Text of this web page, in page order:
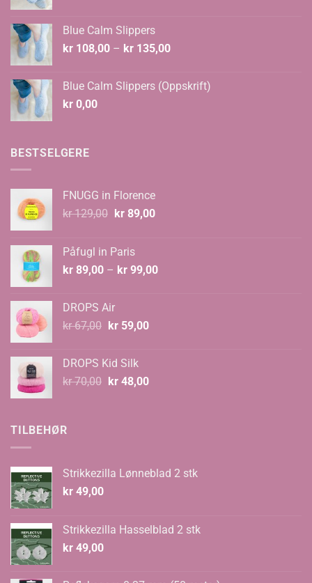
Blue Calm Slippers
kr 108,00 – kr 135,00Prisområde:
kr 135,00
Blue Calm Slippers (Oppskrift)
kr 0,00
BESTSELGERE
FNUGG in Florence
kr129,00 Opprinnelig
kr 129,00.
kr89,00Nåværende
Påfugl in Paris
kr 89,00 – kr 99,00Prisområde:
DROPS Air
kr67,00 Opprinnelig
kr 67,00.
kr59,00Nåværende
DROPS Kid Silk
kr70,00 Opprinnelig
kr48,00Nåværende
TILBEHØR
Strikkezilla Lønneblad 2 stk
kr 49,00
Strikkezilla Hasselblad 2 stk
kr 49,00